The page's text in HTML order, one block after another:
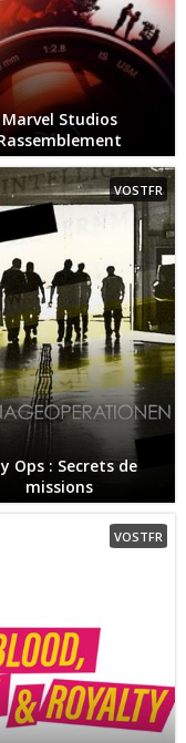
Marvel Studios
VOSTFR
Ops : Secrets de
missions
VOSTFR